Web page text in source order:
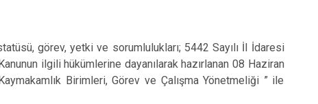
görev, yetki ve sorumlulukları; 5442 Sayılı İl İdaresi
ilgili hükümlerine dayanılarak hazırlanan 08 Haziran
Birimleri, Görev ve Çalışma Yönetmeliği ” ile